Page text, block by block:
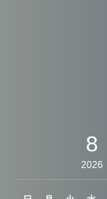
8
2026